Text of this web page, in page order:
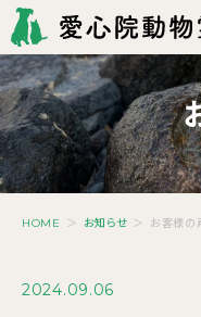
HOME ＞ お知らせ ＞ お客様の
2024.09.06